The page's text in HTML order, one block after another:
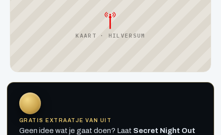
KAART · HILVERSUM
GRATIS EXTRAATJE VAN UIT
Geen idee wat je gaat doen? Laat Secret Night Out